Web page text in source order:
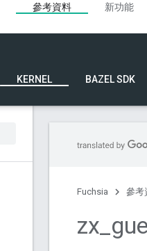
參考資料 新功能
KERNEL BAZEL SDK
Fuchsia 參考
zx_